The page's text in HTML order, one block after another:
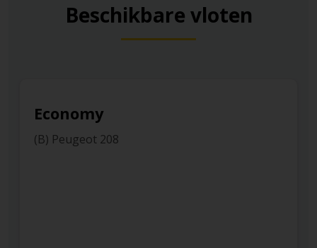
Beschikbare vloten
Economy
(B) Peugeot 208